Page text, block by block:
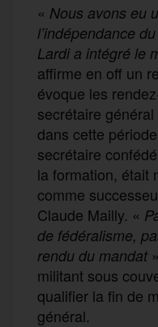
« Nous avons eu
l’indépendance
Lardi a intégré le
affirme en off un
évoque les
secrétaire
dans cette
secrétaire
la formation, était
comme
Claude Mailly. «
de fédéralisme,
rendu du mandat
militant sous
qualifier la fin de
général.